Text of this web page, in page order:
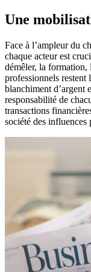
Une
Face à l’ampleur du
chaque acteur est
démêler, la formation,
professionnels
blanchiment d’argent
responsabilité de
transactions
société des